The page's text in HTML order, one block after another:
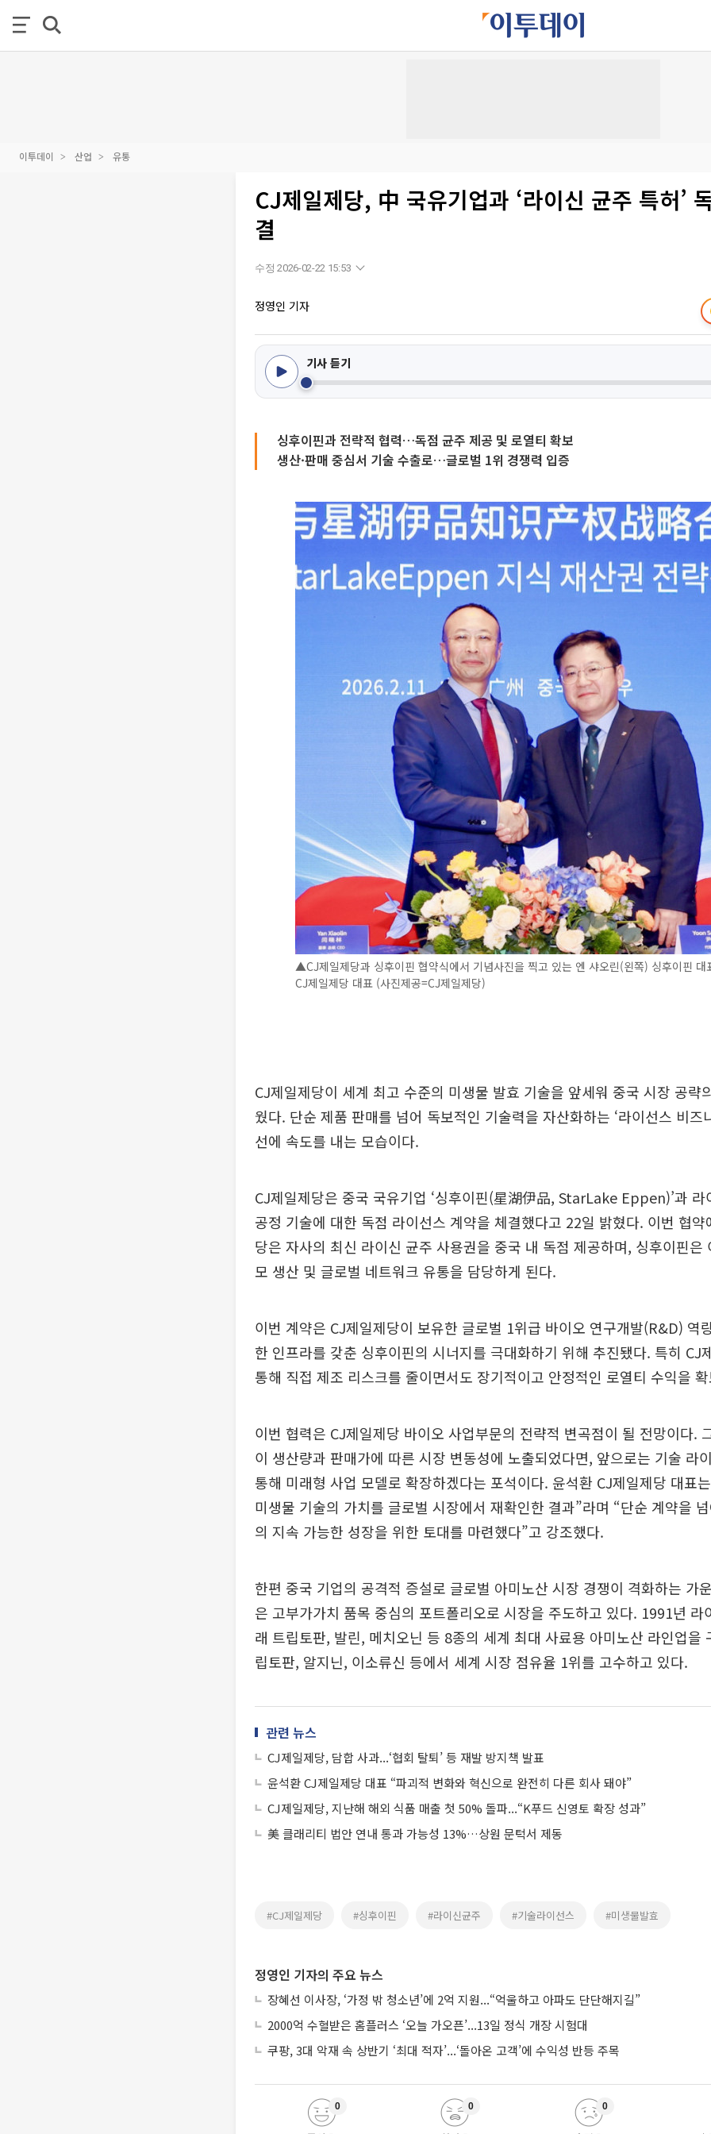
이투데이 산업 유통
CJ제일제당, 中 국유기업과 ‘라이신 균주 특허’
결
수정 2026-02-22 15:53
정영인 기자
기사 듣기
싱후이핀과 전략적 협력…독점 균주 제공 및 로열티 확보
생산·판매 중심서 기술 수출로…글로벌 1위 경쟁력 입증
▲CJ제일제당과 싱후이핀 협약식에서 기념사진을 찍고 있는 엔 샤오린(왼쪽) 싱후이핀 대
CJ제일제당 대표 (사진제공=CJ제일제당)
CJ제일제당이 세계 최고 수준의 미생물 발효 기술을 앞세워 중국 시장 공략
웠다. 단순 제품 판매를 넘어 독보적인 기술력을 자산화하는 ‘라이선스 비즈
선에 속도를 내는 모습이다.
CJ제일제당은 중국 국유기업 ‘싱후이핀(星湖伊品, StarLake Eppen)’과 라
공정 기술에 대한 독점 라이선스 계약을 체결했다고 22일 밝혔다. 이번 협약
당은 자사의 최신 라이신 균주 사용권을 중국 내 독점 제공하며, 싱후이핀은
모 생산 및 글로벌 네트워크 유통을 담당하게 된다.
이번 계약은 CJ제일제당이 보유한 글로벌 1위급 바이오 연구개발(R&D) 역
한 인프라를 갖춘 싱후이핀의 시너지를 극대화하기 위해 추진됐다. 특히 CJ
통해 직접 제조 리스크를 줄이면서도 장기적이고 안정적인 로열티 수익을
이번 협력은 CJ제일제당 바이오 사업부문의 전략적 변곡점이 될 전망이다.
이 생산량과 판매가에 따른 시장 변동성에 노출되었다면, 앞으로는 기술 라
통해 미래형 사업 모델로 확장하겠다는 포석이다. 윤석환 CJ제일제당 대표
미생물 기술의 가치를 글로벌 시장에서 재확인한 결과”라며 “단순 계약을
의 지속 가능한 성장을 위한 토대를 마련했다”고 강조했다.
한편 중국 기업의 공격적 증설로 글로벌 아미노산 시장 경쟁이 격화하는 가
은 고부가가치 품목 중심의 포트폴리오로 시장을 주도하고 있다. 1991년 라
래 트립토판, 발린, 메치오닌 등 8종의 세계 최대 사료용 아미노산 라인업을
립토판, 알지닌, 이소류신 등에서 세계 시장 점유율 1위를 고수하고 있다.
관련 뉴스
CJ제일제당, 담합 사과...‘협회 탈퇴’ 등 재발 방지책 발표
윤석환 CJ제일제당 대표 “파괴적 변화와 혁신으로 완전히 다른 회사 돼야”
CJ제일제당, 지난해 해외 식품 매출 첫 50% 돌파...“K푸드 신영토 확장 성과”
美 클래리티 법안 연내 통과 가능성 13%…상원 문턱서 제동
#CJ제일제당 #싱후이핀 #라이신균주 #기술라이선스 #미생물발효
정영인 기자의 주요 뉴스
장혜선 이사장, ‘가정 밖 청소년’에 2억 지원...“억울하고 아파도 단단해지길”
2000억 수혈받은 홈플러스 ‘오늘 가오픈’...13일 정식 개장 시험대
쿠팡, 3대 악재 속 상반기 ‘최대 적자’...‘돌아온 고객’에 수익성 반등 주목
0 0 0